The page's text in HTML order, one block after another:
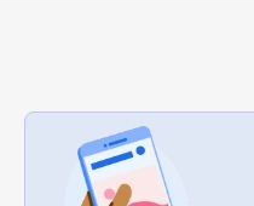
عرض الكل